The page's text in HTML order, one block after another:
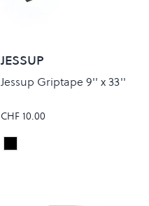
JESSUP
Jessup Griptape 9'' x 33''
CHF 10.00
Colour
Black